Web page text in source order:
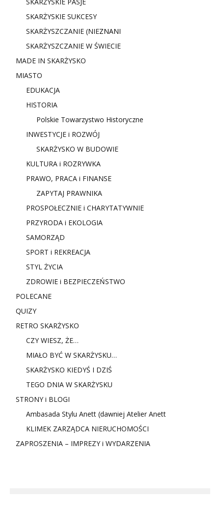
SKARŻYSKIE SUKCESY
SKARŻYSZCZANIE (NIEZNANI
SKARŻYSZCZANIE W ŚWIECIE
MADE IN SKARŻYSKO
MIASTO
EDUKACJA
HISTORIA
Polskie Towarzystwo Historyczne
INWESTYCJE i ROZWÓJ
SKARŻYSKO W BUDOWIE
KULTURA i ROZRYWKA
PRAWO, PRACA i FINANSE
ZAPYTAJ PRAWNIKA
PROSPOŁECZNIE i CHARYTATYWNIE
PRZYRODA i EKOLOGIA
SAMORZĄD
SPORT i REKREACJA
STYL ŻYCIA
ZDROWIE i BEZPIECZEŃSTWO
POLECANE
QUIZY
RETRO SKARŻYSKO
CZY WIESZ, ŻE…
MIAŁO BYĆ W SKARŻYSKU…
SKARŻYSKO KIEDYŚ I DZIŚ
TEGO DNIA W SKARŻYSKU
STRONY i BLOGI
Ambasada Stylu Anett (dawniej Atelier Anett
KLIMEK ZARZĄDCA NIERUCHOMOŚCI
ZAPROSZENIA – IMPREZY i WYDARZENIA